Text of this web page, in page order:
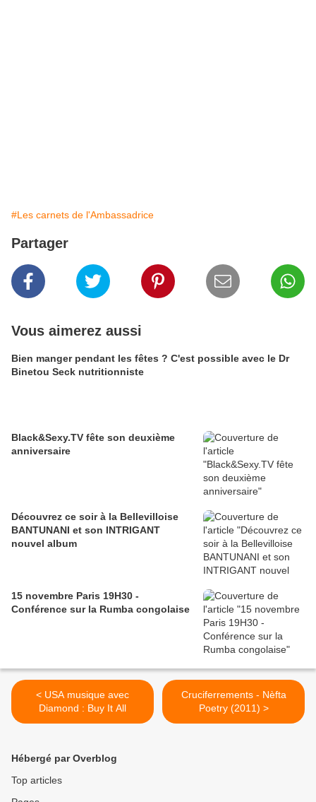
#Les carnets de l'Ambassadrice
Partager
Vous aimerez aussi
Bien manger pendant les fêtes ? C'est possible avec le Dr
Binetou Seck nutritionniste
Black&Sexy.TV fête son deuxième
anniversaire
Découvrez ce soir à la Bellevilloise
BANTUNANI et son INTRIGANT
nouvel album
15 novembre Paris 19H30 -
Conférence sur la Rumba congolaise
< USA musique avec
Diamond : Buy It All
Cruciferrements - Nèfta
Poetry (2011) >
Hébergé par Overblog
Top articles